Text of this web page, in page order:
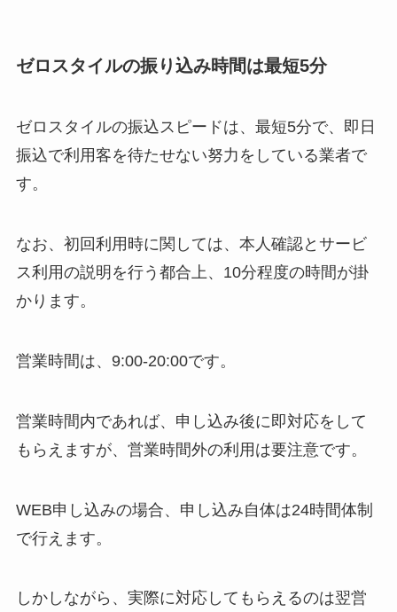
ゼロスタイルの振り込み時間は最短5分
ゼロスタイルの振込スピードは、最短5分で、即日
振込で利用客を待たせない努力をしている業者で
す。
なお、初回利用時に関しては、本人確認とサービ
ス利用の説明を行う都合上、10分程度の時間が掛
かります。
営業時間は、9:00-20:00です。
営業時間内であれば、申し込み後に即対応をして
もらえますが、営業時間外の利用は要注意です。
WEB申し込みの場合、申し込み自体は24時間体制
で行えます。
しかしながら、実際に対応してもらえるのは翌営